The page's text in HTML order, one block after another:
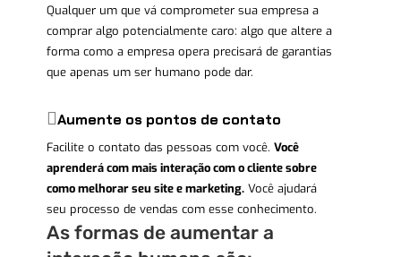
Qualquer um que vá comprometer sua empresa a
comprar algo potencialmente caro: algo que altere a
forma como a empresa opera precisará de garantias
que apenas um ser humano pode dar.
Aumente os pontos de contato
Facilite o contato das pessoas com você. Você
aprenderá com mais interação com o cliente sobre
como melhorar seu site e marketing.Você ajudará
seu processo de vendas com esse conhecimento.
As formas de aumentar a